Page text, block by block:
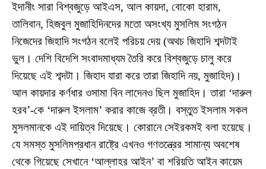
ইদানীং সারা বিশ্বজুড়ে আইএস, আল কায়দা, বোকো হারাম,
তালিবান, হিজবুল মুজাহিদিনদের মতো অসংখ্য মুসলিম সংগঠন
নিজেদের জিহাদি সংগঠন বলেই পরিচয় দেয় (অথচ জিহাদি শব্দটাই
ভুল। দেশি বিদেশি সংবাদমাধ্যম তৈরি করে বিশ্বজুড়ে চালু করে
দিয়েছে এই শব্দটা। জিহাদ যারা করে তারা জিহাদি নয়, মুজাহিদ)।
আল কায়দার কর্ণধার ওসামা বিন লাদেনও ছিল মুজাহিদ। তারা ‘দারুল
হরব’-কে ‘দারুল ইসলাম’ করার কাজে ব্রতী। বস্তুত ইসলাম সকল
মুসলমানকে এই দায়িত্ব দিয়েছে। কোরানে সেইরকমই বলা হয়েছে।
যে সমস্ত মুসলিমপ্রধান রাষ্ট্রে এখনও গণতন্ত্রের সামান্য অবশেষ
থেকে গিয়েছে সেখানে ‘আল্লাহর আইন’ বা শরিয়তি আইন কায়েম